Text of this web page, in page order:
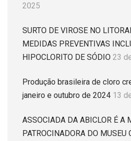
2025
SURTO DE VIROSE NO
MEDIDAS PREVENTIVAS
HIPOCLORITO DE SÓDIO 23
Produção brasileira de cloro
janeiro e outubro de 2024 13
ASSOCIADA DA ABICLOR É A
PATROCINADORA DO MUSEU